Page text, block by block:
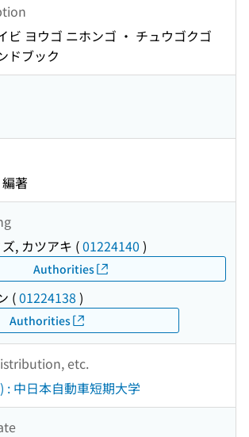
ビ ヨウゴ ニホンゴ ・ チュウゴクゴ
ドブック
著
, カツアキ (01224140 )
Authorities
(01224138 )
Authorities
etc.
: 中日本自動車短期大学